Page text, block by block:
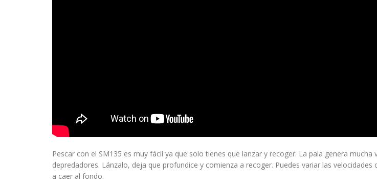
Pescar con el SM135 es muy fácil ya que solo tienes que lanzar y recoger. La pala genera mucha
depredadores. Lánzalo, deja que profundice y comienza a recoger. Puedes variar las velocidades
a caer al fondo.